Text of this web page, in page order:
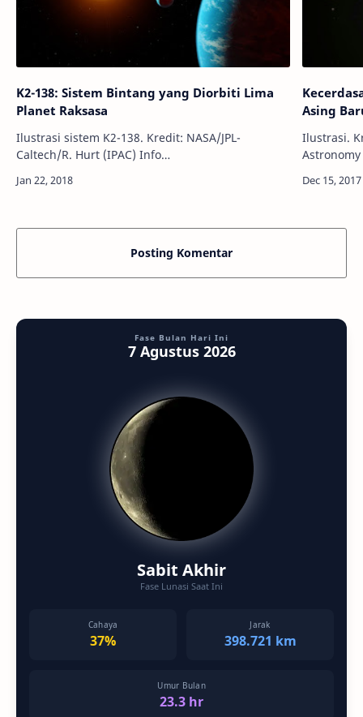
K2-138: Sistem Bintang yang Diorbiti Lima
Planet Raksasa
Ilustrasi sistem K2-138. Kredit: NASA/JPL-
Caltech/R. Hurt (IPAC) Info
baru ini berhasil menemukan sebuah bintang
Asing
Ilustrasi.
ini,
Posting Komentar
Fase Bulan Hari Ini
7 Agustus 2026
Sabit Akhir
Fase Lunasi Saat Ini
Cahaya
37%
Jarak
398.721 km
Umur Bulan
23.3 hr